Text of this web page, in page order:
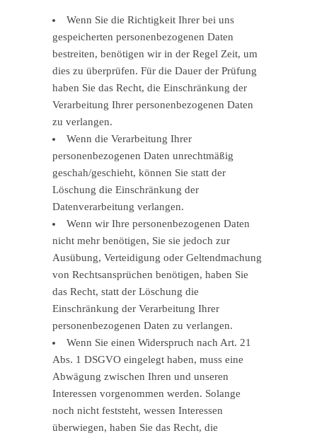
Wenn Sie die Richtigkeit Ihrer bei uns
gespeicherten personenbezogenen Daten
bestreiten, benötigen wir in der Regel Zeit, um
dies zu überprüfen. Für die Dauer der Prüfung
haben Sie das Recht, die Einschränkung der
Verarbeitung Ihrer personenbezogenen Daten
zu verlangen.
Wenn die Verarbeitung Ihrer
personenbezogenen Daten unrechtmäßig
geschah/geschieht, können Sie statt der
Löschung die Einschränkung der
Datenverarbeitung verlangen.
Wenn wir Ihre personenbezogenen Daten
nicht mehr benötigen, Sie sie jedoch zur
Ausübung, Verteidigung oder Geltendmachung
von Rechtsansprüchen benötigen, haben Sie
das Recht, statt der Löschung die
Einschränkung der Verarbeitung Ihrer
personenbezogenen Daten zu verlangen.
Wenn Sie einen Widerspruch nach Art. 21
Abs. 1 DSGVO eingelegt haben, muss eine
Abwägung zwischen Ihren und unseren
Interessen vorgenommen werden. Solange
noch nicht feststeht, wessen Interessen
überwiegen, haben Sie das Recht, die